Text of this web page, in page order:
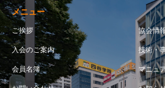
メニュー
ご挨拶 協会情
入会のご案内 技術・
会員名簿 マニュ